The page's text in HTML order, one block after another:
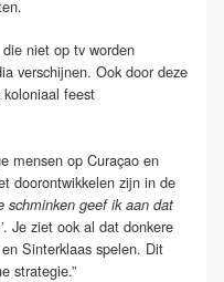
niet op tv worden
verschijnen. Ook door deze
feest
mensen op Curaçao en
doorontwikkelen zijn in de
schminken geef ik aan dat
. Je ziet ook al dat donkere
Sinterklaas spelen. Dit
strategie.”